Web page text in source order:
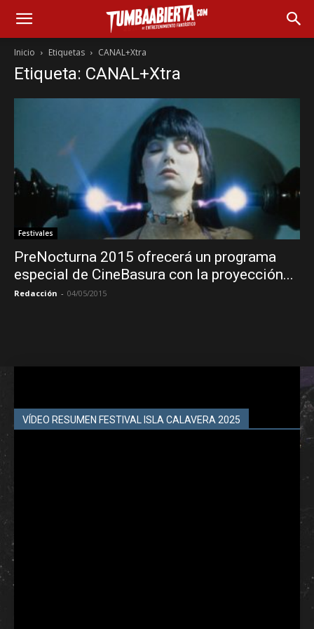
Inicio Etiquetas CANAL+Xtra
Etiqueta: CANAL+Xtra
Festivales
PreNocturna 2015 ofrecerá un programa
especial de CineBasura con la proyección...
Redacción - 04/05/2015
VÍDEO RESUMEN FESTIVAL ISLA CALAVERA 2025